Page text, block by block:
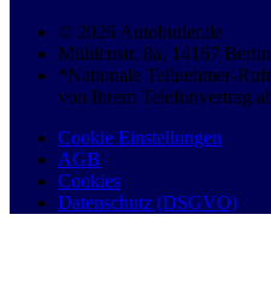
© 2026 Autobutler.de
Mühlenstr. 8a, 14167
*Nationale Teilnehmer-
von Ihrem Telefonvertrag
Cookie Einstellungen
AGB
Cookies
Datenschutz (DSGVO)